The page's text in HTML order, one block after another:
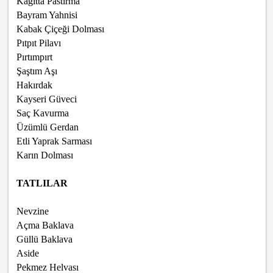
Bayram Yahnisi
Kabak Çiçeği Dolması
Pıtpıt Pilavı
Pırtımpırt
Şaştım Aşı
Hakırdak
Kayseri Güveci
Saç Kavurma
Üzümlü Gerdan
Etli Yaprak Sarması
Karın Dolması
TATLILAR
Nevzine
Açma Baklava
Güllü Baklava
Aside
Pekmez Helvası